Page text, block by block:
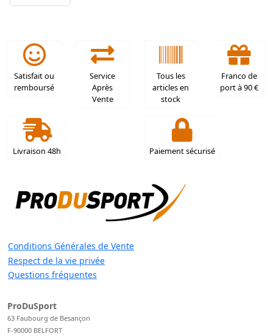
Satisfait ou
remboursé
Service
Après
Vente
Tous les
articles en
stock
Franco de
port à 90 €
Livraison 48h Paiement sécurisé
Conditions Générales de Vente
Respect de la vie privée
Questions fréquentes
ProDuSport
63 Faubourg de Besançon
F-90000 BELFORT